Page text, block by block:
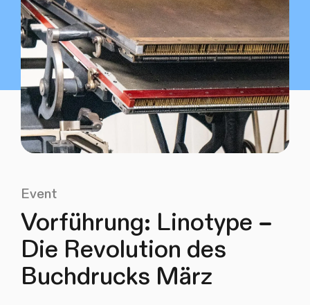
Event
Vorführung: Linotype –
Die Revolution des
Buchdrucks März